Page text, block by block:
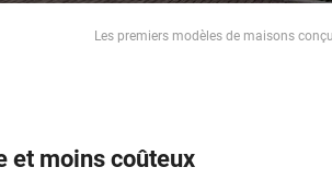
Les premiers modèles de maisons
et moins coûteux